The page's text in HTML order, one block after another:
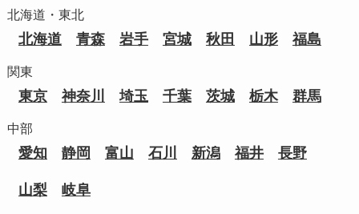
北海道・東北
北海道 青森 岩手 宮城 秋田 山形 福島
関東
東京 神奈川 埼玉 千葉 茨城 栃木 群馬
中部
愛知 静岡 富山 石川 新潟 福井 長野
山梨 岐阜